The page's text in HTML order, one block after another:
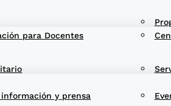
para Docentes
y prensa